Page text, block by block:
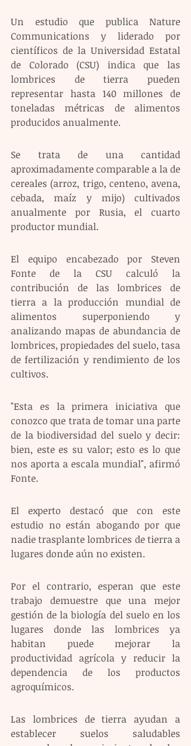
Un estudio que publica Nature
Communications y liderado por
científicos de la Universidad Estatal
de Colorado (CSU) indica que las
lombrices de tierra pueden
representar hasta 140 millones de
toneladas métricas de alimentos
producidos anualmente.
Se trata de una cantidad
aproximadamente comparable a la de
cereales (arroz, trigo, centeno, avena,
cebada, maíz y mijo) cultivados
anualmente por Rusia, el cuarto
productor mundial.
El equipo encabezado por Steven
Fonte de la CSU calculó la
contribución de las lombrices de
tierra a la producción mundial de
alimentos superponiendo y
analizando mapas de abundancia de
lombrices, propiedades del suelo, tasa
de fertilización y rendimiento de los
cultivos.
"Esta es la primera iniciativa que
conozco que trata de tomar una parte
de la biodiversidad del suelo y decir:
bien, este es su valor; esto es lo que
nos aporta a escala mundial", afirmó
Fonte.
El experto destacó que con este
estudio no están abogando por que
nadie trasplante lombrices de tierra a
lugares donde aún no existen.
Por el contrario, esperan que este
trabajo demuestre que una mejor
gestión de la biología del suelo en los
lugares donde las lombrices ya
habitan puede mejorar la
productividad agrícola y reducir la
dependencia de los productos
agroquímicos.
Las lombrices de tierra ayudan a
establecer suelos saludables